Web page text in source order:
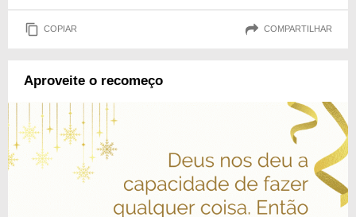
COPIAR COMPARTILHAR
Aproveite o recomeço